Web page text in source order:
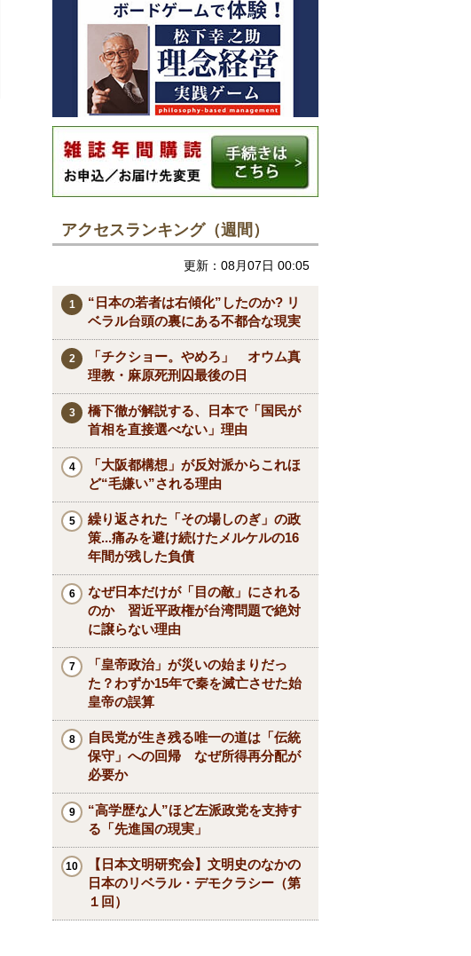
アクセスランキング（週間）
更新：08月07日 00:05
“日本の若者は右傾化”したのか? リ
ベラル台頭の裏にある不都合な現実
「チクショー。やめろ」 オウム真
理教・麻原死刑囚最後の日
橋下徹が解説する、日本で「国民が
首相を直接選べない」理由
「大阪都構想」が反対派からこれほ
ど“毛嫌い”される理由
繰り返された「その場しのぎ」の政
策...痛みを避け続けたメルケルの16
年間が残した負債
なぜ日本だけが「目の敵」にされる
のか 習近平政権が台湾問題で絶対
に譲らない理由
「皇帝政治」が災いの始まりだっ
た？わずか15年で秦を滅亡させた始
皇帝の誤算
自民党が生き残る唯一の道は「伝統
保守」への回帰 なぜ所得再分配が
必要か
“高学歴な人”ほど左派政党を支持す
る「先進国の現実」
【日本文明研究会】文明史のなかの
日本のリベラル・デモクラシー（第
１回）